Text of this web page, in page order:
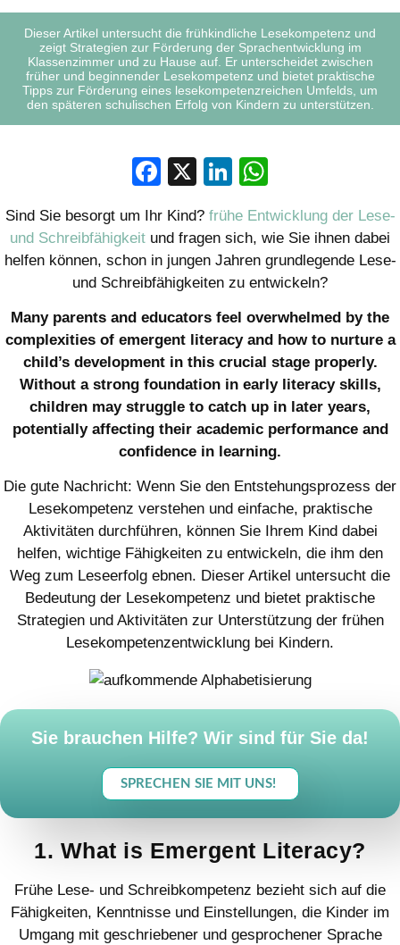
Dieser Artikel untersucht die frühkindliche Lesekompetenz und
zeigt Strategien zur Förderung der Sprachentwicklung im
Klassenzimmer und zu Hause auf. Er unterscheidet zwischen
früher und beginnender Lesekompetenz und bietet praktische
Tipps zur Förderung eines lesekompetenzreichen Umfelds, um
den späteren schulischen Erfolg von Kindern zu unterstützen.
Facebook
X LinkedIn
Sind Sie besorgt um Ihr Kind? frühe Entwicklung der Lese-
und Schreibfähigkeit und fragen sich, wie Sie ihnen dabei
helfen können, schon in jungen Jahren grundlegende Lese-
und Schreibfähigkeiten zu entwickeln?
Many parents and educators feel overwhelmed by the
complexities of emergent literacy and how to nurture a
child’s development in this crucial stage properly.
Without a strong foundation in early literacy skills,
children may struggle to catch up in later years,
potentially affecting their academic performance and
confidence in learning.
Die gute Nachricht: Wenn Sie den Entstehungsprozess der
Lesekompetenz verstehen und einfache, praktische
Aktivitäten durchführen, können Sie Ihrem Kind dabei
helfen, wichtige Fähigkeiten zu entwickeln, die ihm den
Weg zum Leseerfolg ebnen. Dieser Artikel untersucht die
Bedeutung der Lesekompetenz und bietet praktische
Strategien und Aktivitäten zur Unterstützung der frühen
Lesekompetenzentwicklung bei Kindern.
Sie brauchen Hilfe? Wir sind für Sie da!
SPRECHEN SIE MIT UNS!
1. What is Emergent Literacy?
Frühe Lese- und Schreibkompetenz bezieht sich auf die
Fähigkeiten, Kenntnisse und Einstellungen, die Kinder im
Umgang mit geschriebener und gesprochener Sprache